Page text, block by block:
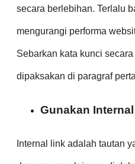
secara berlebihan. Terlalu
mengurangi performa
Sebarkan kata kunci
dipaksakan di paragraf
Gunakan
Internal link adalah tautan